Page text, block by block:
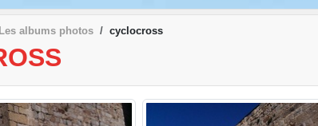
Les albums photos cyclocross